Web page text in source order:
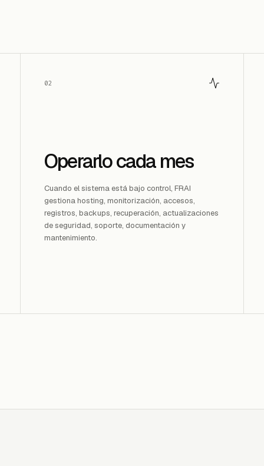
02
Operarlo cada mes
Cuando el sistema está bajo control, FRAI
gestiona hosting, monitorización, accesos,
registros, backups, recuperación, actualizaciones
de seguridad, soporte, documentación y
mantenimiento.